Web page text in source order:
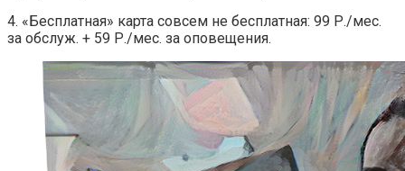
4. «Бесплатная» карта совсем не бесплатная: 99 Р./мес.
за обслуж. + 59 Р./мес. за оповещения.